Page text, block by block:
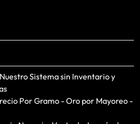
Sistema sin Inventario y
Por Gramo - Oro por Mayoreo -